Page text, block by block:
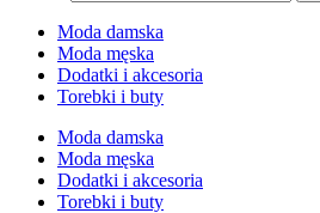
Moda damska
Moda męska
Dodatki i akcesoria
Torebki i buty
Moda damska
Moda męska
Dodatki i akcesoria
Torebki i buty